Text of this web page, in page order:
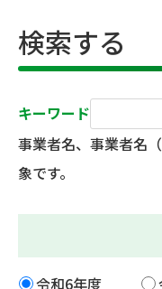
検索する
キーワード
事業者名、事業者名
象です。
令和6年度